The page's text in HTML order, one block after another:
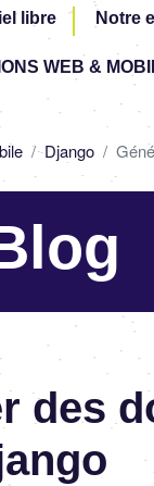
libre Notre
WEB &
Django
des